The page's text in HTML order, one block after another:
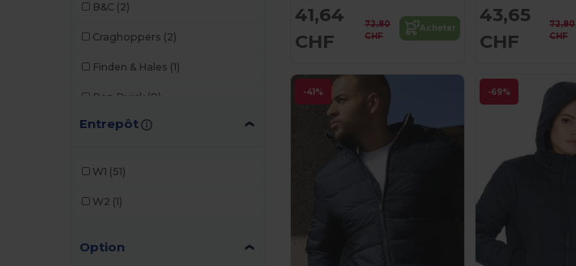
B&C (2)
Craghoppers (2)
Finden & Hales (1)
Pen Duick (9)
Regatta (3)
Stormtech
Entrepôt
W1 (51)
W2 (1)
Option
41,64
CHF
72,80
CHF
Acheter
43,65
CHF
72,80
CHF
-41% -69%